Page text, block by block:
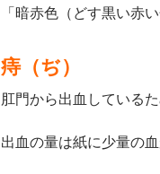
「暗赤色（どす黒い赤
痔（ぢ）
肛門から出血している
出血の量は紙に少量の血